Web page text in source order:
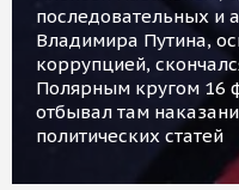
последовательных и
Владимира Путина,
коррупцией,
Полярным кругом 16
отбывал там
политических статей